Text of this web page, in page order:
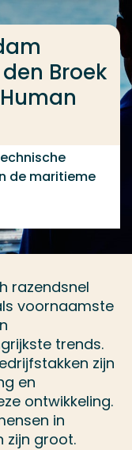
Hans van
Broek
de maritieme
razendsnel
voornaamste
trends.
zijn
en
ontwikkeling.
in
zijn groot.